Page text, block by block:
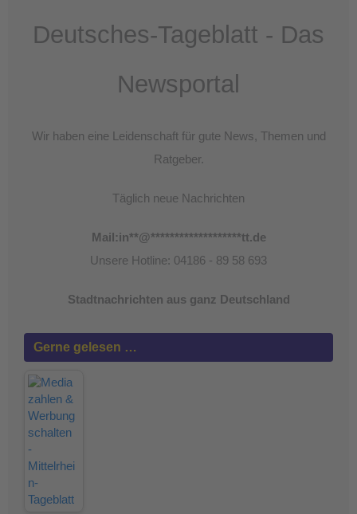
Deutsches-Tageblatt - Das
Newsportal
Wir haben eine Leidenschaft für gute News, Themen und
Ratgeber.
Täglich neue Nachrichten
Mail:in**@*******************tt.de
Unsere Hotline: 04186 - 89 58 693
Stadtnachrichten aus ganz Deutschland
Gerne gelesen …